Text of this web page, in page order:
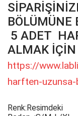
BÖLÜMÜNE
5 ADET
ALMAK
https://
harften-
Renk:Resimdeki